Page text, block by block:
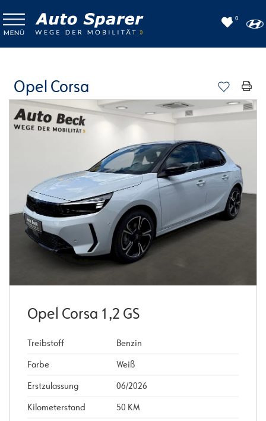
0
Opel Corsa
Opel Corsa 1,2 GS
Treibstoff
Benzin
Farbe
Weiß
Erstzulassung
06/2026
Kilometerstand
50 KM